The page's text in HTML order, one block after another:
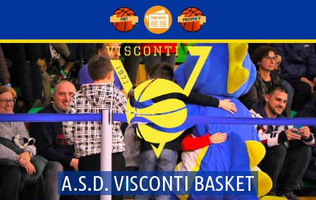
content
A.S.D. VISCONTI BASKET